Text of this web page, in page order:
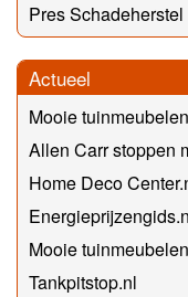
Pres
Actueel
Mooie tuinmeubelen
Allen Carr stoppen
Home Deco
Mooie tuinmeubelen
Tankpitstop.nl